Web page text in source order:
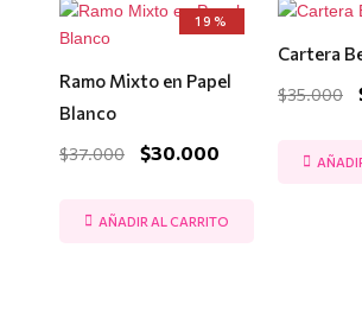
19%
Ramo Mixto en Papel
Blanco
$37.000
El
precio
era:
$30.000
El
precio
es:
$30.000.
AÑADIR AL CARRITO
Cartera
$35.000